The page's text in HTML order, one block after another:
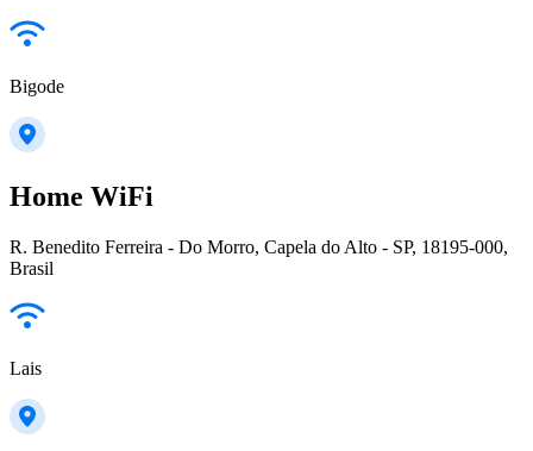
Bigode
Home WiFi
R. Benedito Ferreira - Do Morro, Capela do Alto - SP, 18195-000,
Brasil
Lais